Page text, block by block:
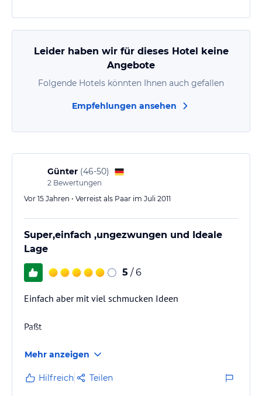
Leider haben wir für dieses Hotel keine
Angebote
Folgende Hotels könnten Ihnen auch gefallen
Empfehlungen ansehen
Günter (46-50)
2 Bewertungen
Vor 15 Jahren • Verreist als Paar im Juli 2011
Super,einfach ,ungezwungen und Ideale
Lage
5 / 6
Einfach aber mit viel schmucken Ideen
Paßt
Mehr anzeigen
Hilfreich Teilen